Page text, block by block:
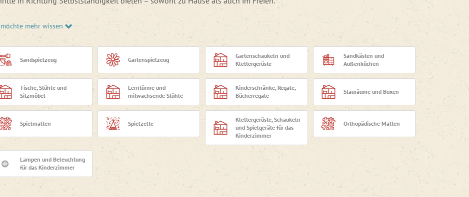
Sie Kindermöbel, Aufbewahrungsboxen, Dekorationen für das Kinderzimmer, Montessori-Materialien,
Gartenmöbel
Sandkästen oder Spielküchen für draußen
sowie weitere Ausstattungselemente, die hochwertige Verarbeitung, Sicherheit
zeitloses Design vereinen. Jedes Produkt wählen wir unter Berücksichtigung der Bedürfnisse von Kindern und Eltern aus,
es seinen Zweck gut erfüllt, langlebig ist und sich nahtlos in das Familienleben einfügt.
gleich, ob Sie das erste Kinderzimmer einrichten, nach praktischen Aufbewahrungslösungen suchen oder Ihren Kindern eine
Ecke im Garten schaffen möchten – bei Agáta finden Sie alles für einen Ort, an dem Kinder spielen, entdecken und
können.
mehr wissen
Sandspielzeug Gartenspielzeug
Gartenschaukeln und
Klettergerüste
Sandkästen und
Außenküchen
Tische, Stühle und
Sitzmöbel
Lerntürme und
mitwachsende Stühle
Kinderschränke, Regale,
Bücherregale
Stauräume und Boxen
Spielmatten Spielzelte
Klettergerüste, Schaukeln
und Spielgeräte für das
Kinderzimmer
Orthopädische Matten
Lampen und Beleuchtung
für das Kinderzimmer